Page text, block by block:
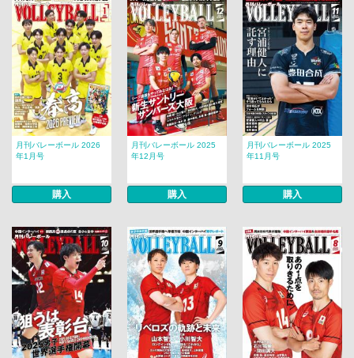
月刊バレーボール 2026
年1月号
購入
月刊バレーボール 2025
年12月号
購入
月刊バレーボール 2025
年11月号
購入